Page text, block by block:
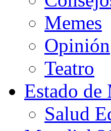
Memes
Opinión
Teatro
Estado de
Salud